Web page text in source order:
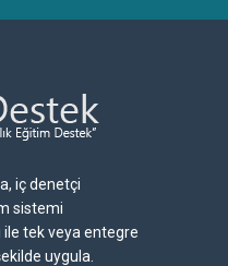
iç denetçi
sistemi
tek veya entegre
uygula.